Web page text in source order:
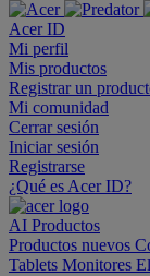
Acer ID
Mi perfil
Mis productos
Registrar un
Mi comunidad
Cerrar sesión
Iniciar sesión
Registrarse
¿Qué es Acer ID?
AI Productos
Productos nuevos
Tablets Monitores